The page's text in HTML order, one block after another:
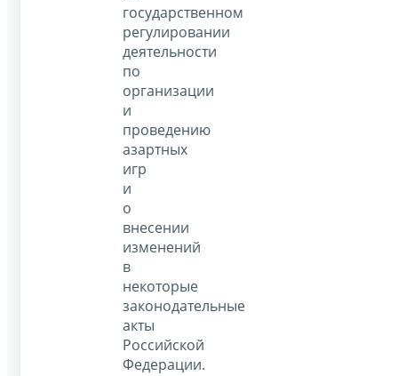
государственном
регулировании
деятельности
по
организации
и
проведению
азартных
игр
и
о
внесении
изменений
в
некоторые
законодательные
акты
Российской
Федерации.